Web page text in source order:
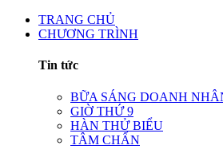
TRANG CHỦ
CHƯƠNG TRÌNH
Tin tức
BỮA SÁNG DOANH
GIỜ THỨ 9
HÀN THỬ BIỂU
TÂM CHẤN